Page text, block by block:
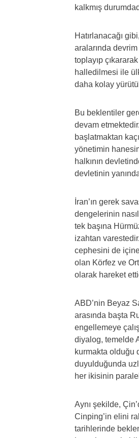
kalkmış
Hatırlanacağı
aralarında
toplayıp
halledilmesi ile
daha kolay
Bu beklentiler
devam
başlatmaktan
yönetimin
halkının
devletinin
İran’ın gerek
dengelerinin
tek başına
izahtan
cephesini de
olan Körfez ve
olarak hareket
ABD’nin Beyaz
arasında başta
engellemeye
diyalog, temelde
kurmakta olduğu
duyulduğunda
her ikisinin
Aynı şekilde,
Cinping’in elini
tarihlerinde